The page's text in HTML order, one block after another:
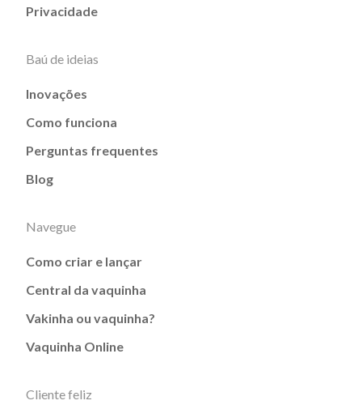
Privacidade
Baú de ideias
Inovações
Como funciona
Perguntas frequentes
Blog
Navegue
Como criar e lançar
Central da vaquinha
Vakinha ou vaquinha?
Vaquinha Online
Cliente feliz